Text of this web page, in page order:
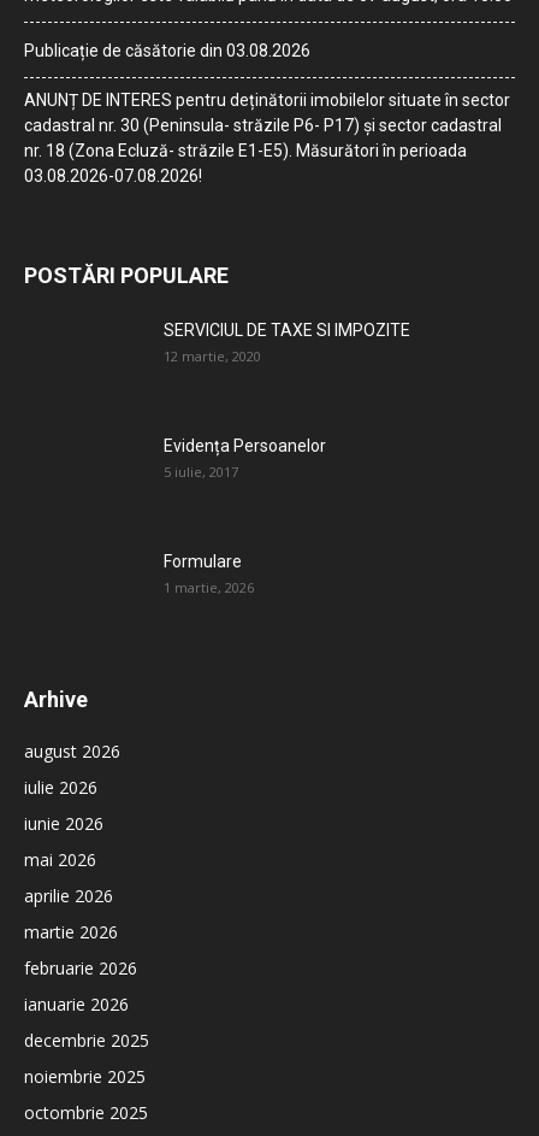
Publicație de căsătorie din 03.08.2026
ANUNȚ DE INTERES pentru deținătorii imobilelor situate în sector
cadastral nr. 30 (Peninsula- străzile P6- P17) și sector cadastral
nr. 18 (Zona Ecluză- străzile E1-E5). Măsurători în perioada
03.08.2026-07.08.2026!
POSTĂRI POPULARE
SERVICIUL DE TAXE SI IMPOZITE
12 martie, 2020
Evidența Persoanelor
5 iulie, 2017
Formulare
1 martie, 2026
Arhive
august 2026
iulie 2026
iunie 2026
mai 2026
aprilie 2026
martie 2026
februarie 2026
ianuarie 2026
decembrie 2025
noiembrie 2025
octombrie 2025